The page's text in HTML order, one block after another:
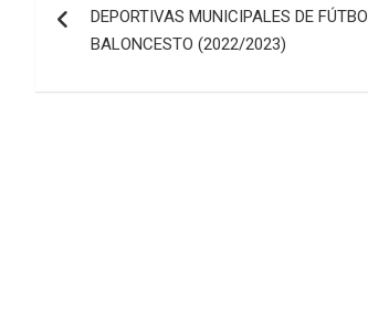
de
entradas
DEPORTIVAS MUNICIPALES DE
BALONCESTO (2022/2023)